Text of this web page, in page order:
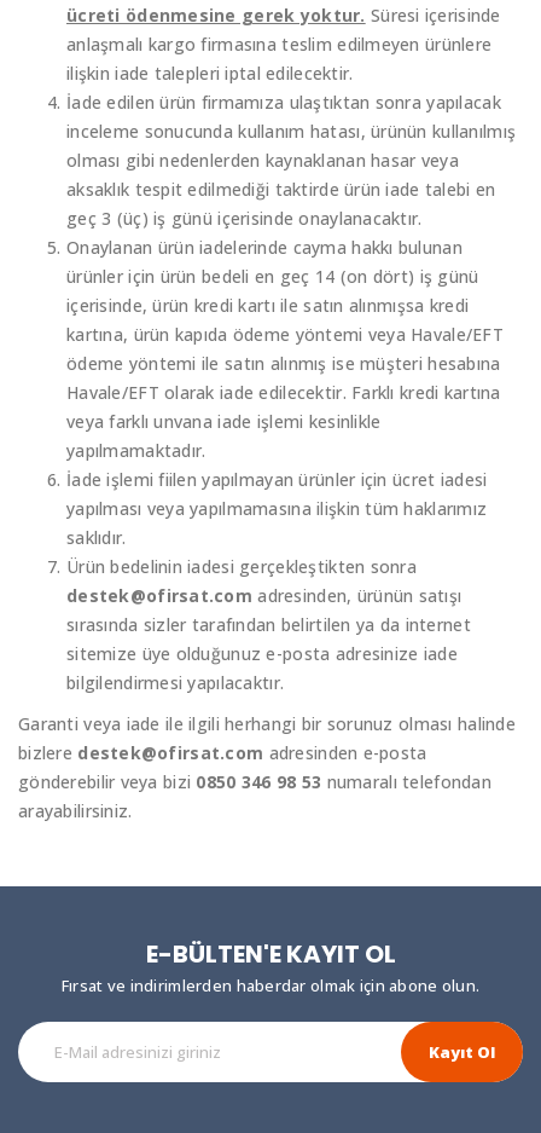
ücreti ödenmesine gerek yoktur. Süresi içerisinde
anlaşmalı kargo firmasına teslim edilmeyen ürünlere
ilişkin iade talepleri iptal edilecektir.
İade edilen ürün firmamıza ulaştıktan sonra yapılacak
inceleme sonucunda kullanım hatası, ürünün kullanılmış
olması gibi nedenlerden kaynaklanan hasar veya
aksaklık tespit edilmediği taktirde ürün iade talebi en
geç 3 (üç) iş günü içerisinde onaylanacaktır.
Onaylanan ürün iadelerinde cayma hakkı bulunan
ürünler için ürün bedeli en geç 14 (on dört) iş günü
içerisinde, ürün kredi kartı ile satın alınmışsa kredi
kartına, ürün kapıda ödeme yöntemi veya Havale/EFT
ödeme yöntemi ile satın alınmış ise müşteri hesabına
Havale/EFT olarak iade edilecektir. Farklı kredi kartına
veya farklı unvana iade işlemi kesinlikle
yapılmamaktadır.
İade işlemi fiilen yapılmayan ürünler için ücret iadesi
yapılması veya yapılmamasına ilişkin tüm haklarımız
saklıdır.
Ürün bedelinin iadesi gerçekleştikten sonra
destek@ofirsat.com adresinden, ürünün satışı
sırasında sizler tarafından belirtilen ya da internet
sitemize üye olduğunuz e-posta adresinize iade
bilgilendirmesi yapılacaktır.
Garanti veya iade ile ilgili herhangi bir sorunuz olması halinde
bizlere destek@ofirsat.com adresinden e-posta
gönderebilir veya bizi 0850 346 98 53 numaralı telefondan
arayabilirsiniz.
E-BÜLTEN'E KAYIT OL
Fırsat ve indirimlerden haberdar olmak için abone olun.
Kayıt Ol